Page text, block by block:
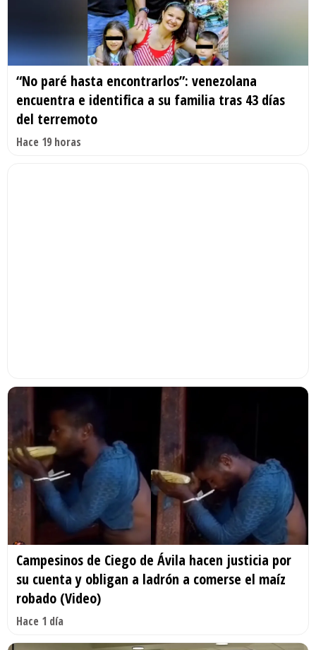
“No paré hasta encontrarlos”: venezolana
encuentra e identifica a su familia tras 43 días
del terremoto
Hace 19 horas
Campesinos de Ciego de Ávila hacen justicia por
su cuenta y obligan a ladrón a comerse el maíz
robado (Video)
Hace 1 día